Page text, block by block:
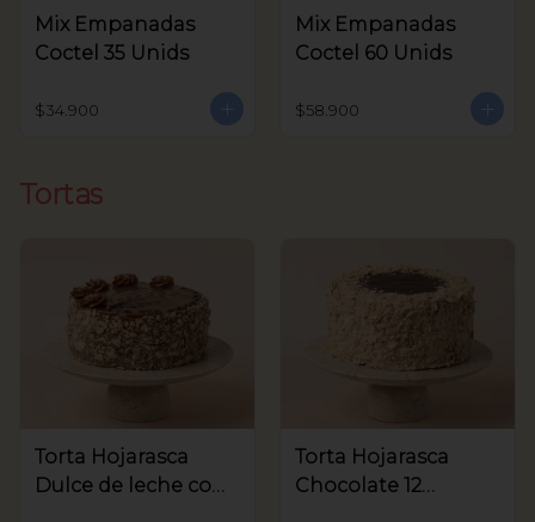
Mix Empanadas
Coctel 35 Unids
$34.900
Mix Empanadas
Coctel 60 Unids
$58.900
Tortas
Torta Hojarasca
Dulce de leche con
Torta Hojarasca
Chocolate 12